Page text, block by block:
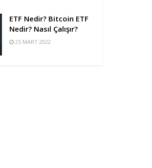
ETF Nedir? Bitcoin ETF
Nedir? Nasıl Çalışır?
25 MART 2022